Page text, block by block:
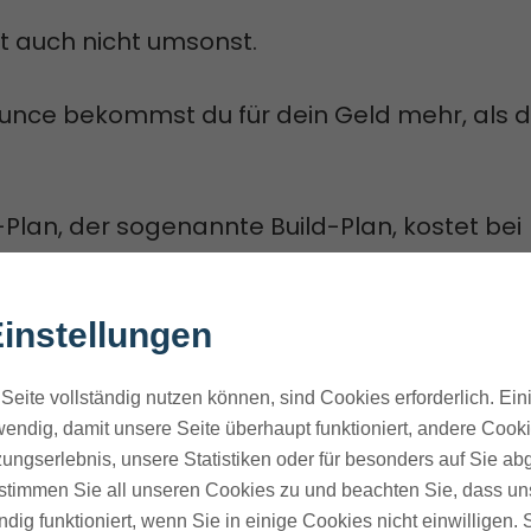
auch nicht umsonst.
bekommst du für dein Geld mehr, als
der sogenannte Build-Plan, kostet bei
Du sparst 25 Prozent, wenn du gleich ein
Treuerabatt für deine Treue zum Erfolg.
kannst du auch monatlich flexibel bleiben.
vollständig nutzen können, sind Cookies erforderlich.
damit unsere Seite überhaupt funktioniert, andere
unsere Statistiken oder für besonders auf Sie
Sie all unseren Cookies zu und beachten Sie, dass
funktioniert, wenn Sie in einige Cookies nicht einwilligen.